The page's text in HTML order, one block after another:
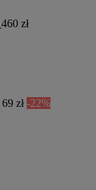
460 zł
69 zł -22%